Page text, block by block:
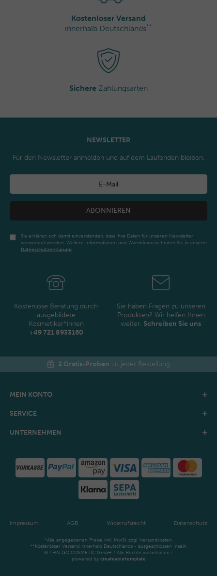
Kostenloser Versand
innerhalb Deutschlands**
Sichere Zahlungsarten
NEWSLETTER
Für den Newsletter anmelden und auf dem Laufenden bleiben.
ABONNIEREN
Sie erklären sich damit einverstanden, dass Ihre Daten für unseren Newsletter
verwendet werden. Weitere Informationen und Warnhinweise finden Sie in unserer
Daten­schutz­erklärung
Kostenlose Beratung durch
ausgebildete
Kosmetiker*innen
+49 721 8933160
Sie haben Fragen zu unseren
Produkten? Wir helfen Ihnen
weiter. Schreiben Sie uns
2 Gratis-Proben zu jeder Bestellung
MEIN KONTO
SERVICE
UNTERNEHMEN
Impressum AGB Widerrufsrecht Datenschutz
*Alle angegebenen Preise inkl. MwSt. zzgl. Versandkosten.
**Kostenloser Versand innerhalb Deutschlands - ausgeschlossen Inseln.
© THALGO COSMETIC GmbH / Alle Rechte vorbehalten /
powered by createyourtemplate